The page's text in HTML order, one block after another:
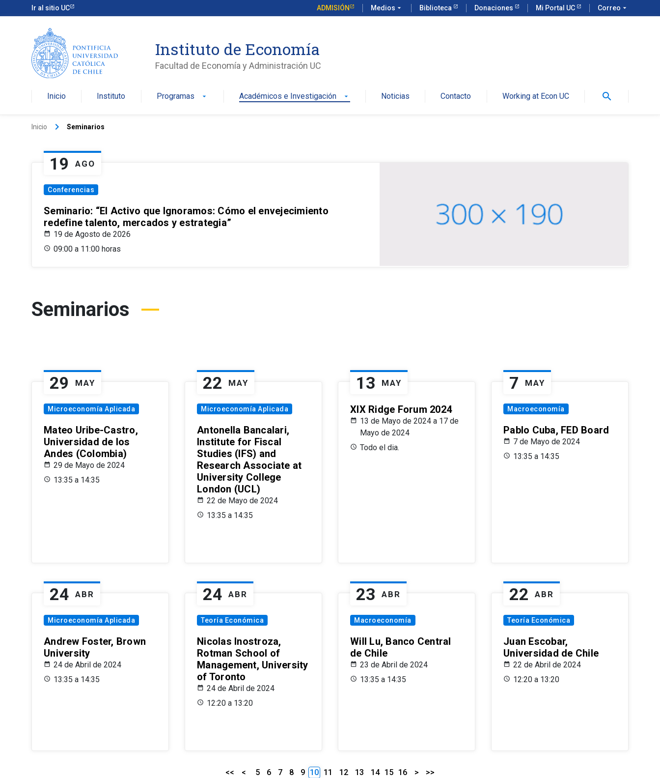
Ir al sitio UC ADMISIÓN Medios arrow_drop_down Biblioteca Donaciones Mi Portal UC Correo arrow_drop_down
Instituto de Economía
Facultad de Economía y Administración UC
Inicio Instituto Programas arrow_drop_down Académicos e Investigación arrow_drop_down Noticias Contacto Working at Econ UC search
Inicio keyboard_arrow_right Seminarios
19 AGO
Conferencias
Seminario: “El Activo que Ignoramos: Cómo el envejecimiento
redefine talento, mercados y estrategia”
19 de Agosto de 2026
09:00 a 11:00 horas
Seminarios
29 MAY
Microeconomía Aplicada
Mateo Uribe-Castro,
Universidad de los
Andes (Colombia)
29 de Mayo de 2024
13:35 a 14:35
22 MAY
Microeconomía Aplicada
Antonella Bancalari,
Institute for Fiscal
Studies (IFS) and
Research Associate at
University College
London (UCL)
22 de Mayo de 2024
13:35 a 14:35
13 MAY
XIX Ridge Forum 2024
13 de Mayo de 2024 a 17 de
Mayo de 2024
Todo el dia.
7 MAY
Macroeconomía
Pablo Cuba, FED Board
7 de Mayo de 2024
13:35 a 14:35
24 ABR
Microeconomía Aplicada
Andrew Foster, Brown
University
24 de Abril de 2024
13:35 a 14:35
24 ABR
Teoría Económica
Nicolas Inostroza,
Rotman School of
Management, University
of Toronto
24 de Abril de 2024
12:20 a 13:20
23 ABR
Macroeconomía
Will Lu, Banco Central
de Chile
23 de Abril de 2024
13:35 a 14:35
22 ABR
Teoría Económica
Juan Escobar,
Universidad de Chile
22 de Abril de 2024
12:20 a 13:20
<< < 5 6 7 8 9 10 11 12 13 14 15 16 > >>